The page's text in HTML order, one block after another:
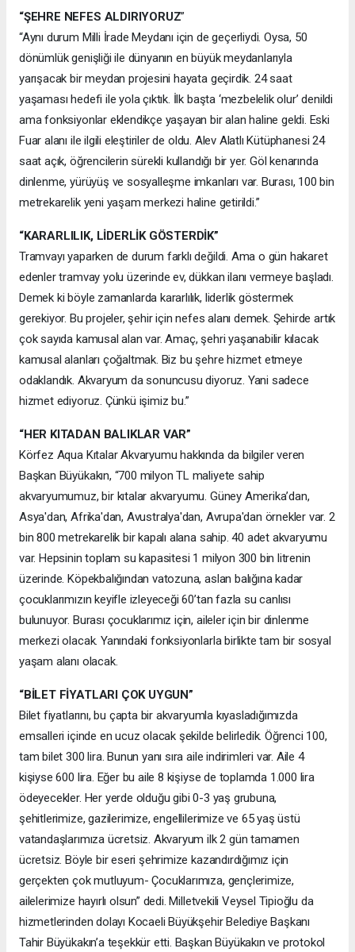
“ŞEHRE NEFES ALDIRIYORUZ”
“Aynı durum Milli İrade Meydanı için de geçerliydi. Oysa, 50
dönümlük genişliği ile dünyanın en büyük meydanlarıyla
yarışacak bir meydan projesini hayata geçirdik. 24 saat
yaşaması hedefi ile yola çıktık. İlk başta ‘mezbelelik olur’ denildi
ama fonksiyonlar eklendikçe yaşayan bir alan haline geldi. Eski
Fuar alanı ile ilgili eleştiriler de oldu. Alev Alatlı Kütüphanesi 24
saat açık, öğrencilerin sürekli kullandığı bir yer. Göl kenarında
dinlenme, yürüyüş ve sosyalleşme imkanları var. Burası, 100 bin
metrekarelik yeni yaşam merkezi haline getirildi.”
“KARARLILIK, LİDERLİK GÖSTERDİK”
Tramvayı yaparken de durum farklı değildi. Ama o gün hakaret
edenler tramvay yolu üzerinde ev, dükkan ilanı vermeye başladı.
Demek ki böyle zamanlarda kararlılık, liderlik göstermek
gerekiyor. Bu projeler, şehir için nefes alanı demek. Şehirde artık
çok sayıda kamusal alan var. Amaç, şehri yaşanabilir kılacak
kamusal alanları çoğaltmak. Biz bu şehre hizmet etmeye
odaklandık. Akvaryum da sonuncusu diyoruz. Yani sadece
hizmet ediyoruz. Çünkü işimiz bu.”
“HER KITADAN BALIKLAR VAR”
Körfez Aqua Kıtalar Akvaryumu hakkında da bilgiler veren
Başkan Büyükakın, “700 milyon TL maliyete sahip
akvaryumumuz, bir kıtalar akvaryumu. Güney Amerika’dan,
Asya'dan, Afrika'dan, Avustralya'dan, Avrupa'dan örnekler var. 2
bin 800 metrekarelik bir kapalı alana sahip. 40 adet akvaryumu
var. Hepsinin toplam su kapasitesi 1 milyon 300 bin litrenin
üzerinde. Köpekbalığından vatozuna, aslan balığına kadar
çocuklarımızın keyifle izleyeceği 60’tan fazla su canlısı
bulunuyor. Burası çocuklarımız için, aileler için bir dinlenme
merkezi olacak. Yanındaki fonksiyonlarla birlikte tam bir sosyal
yaşam alanı olacak.
“BİLET FİYATLARI ÇOK UYGUN”
Bilet fiyatlarını, bu çapta bir akvaryumla kıyasladığımızda
emsalleri içinde en ucuz olacak şekilde belirledik. Öğrenci 100,
tam bilet 300 lira. Bunun yanı sıra aile indirimleri var. Aile 4
kişiyse 600 lira. Eğer bu aile 8 kişiyse de toplamda 1.000 lira
ödeyecekler. Her yerde olduğu gibi 0-3 yaş grubuna,
şehitlerimize, gazilerimize, engellilerimize ve 65 yaş üstü
vatandaşlarımıza ücretsiz. Akvaryum ilk 2 gün tamamen
ücretsiz. Böyle bir eseri şehrimize kazandırdığımız için
gerçekten çok mutluyum- Çocuklarımıza, gençlerimize,
ailelerimize hayırlı olsun” dedi. Milletvekili Veysel Tipioğlu da
hizmetlerinden dolayı Kocaeli Büyükşehir Belediye Başkanı
Tahir Büyükakın’a teşekkür etti. Başkan Büyükakın ve protokol